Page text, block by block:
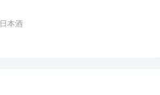
本酒